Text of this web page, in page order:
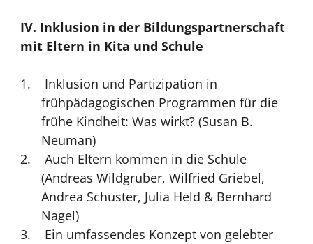
IV. Inklusion in der Bildungspartnerschaft
mit Eltern in Kita und Schule
Inklusion und Partizipation in
frühpädagogischen Programmen für die
frühe Kindheit: Was wirkt? (Susan B.
Neuman)
Auch Eltern kommen in die Schule
(Andreas Wildgruber, Wilfried Griebel,
Andrea Schuster, Julia Held & Bernhard
Nagel)
Ein umfassendes Konzept von gelebter